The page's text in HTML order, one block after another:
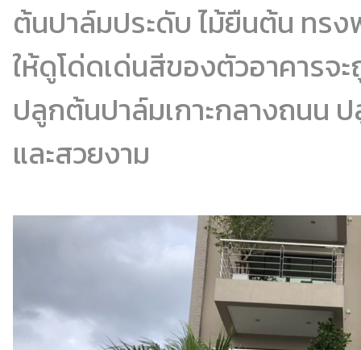
ต้นปาล์มประดับ ไม้ยืนต้น ทร
ให้ดูโด่ดเด่นสีของตัวอาคาร
ปลูกต้นปาล์มเกาะกลางถนน
และสวยงาม